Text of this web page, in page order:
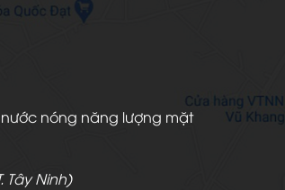
nóng năng lượng mặt
Tây Ninh)